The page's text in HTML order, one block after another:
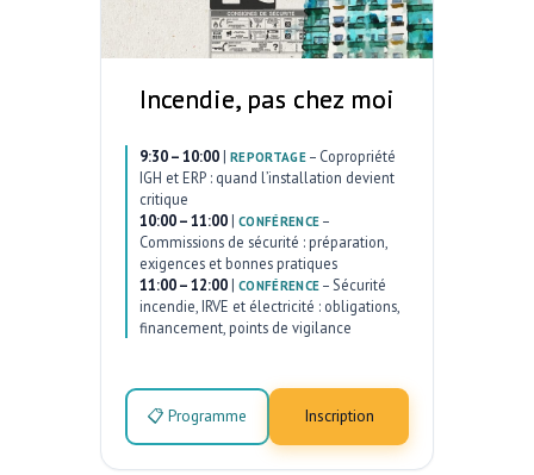
Incendie, pas chez moi
9:30 – 10:00 | REPORTAGE– Copropriété
IGH et ERP : quand l’installation devient
critique
10:00 – 11:00 | CONFÉRENCE –
Commissions de sécurité : préparation,
exigences et bonnes pratiques
11:00 – 12:00 | CONFÉRENCE – Sécurité
incendie, IRVE et électricité : obligations,
financement, points de vigilance
📋 Programme Inscription